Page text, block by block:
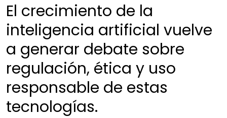
El crecimiento de la
inteligencia artificial vuelve
a generar debate sobre
regulación, ética y uso
responsable de estas
tecnologías.